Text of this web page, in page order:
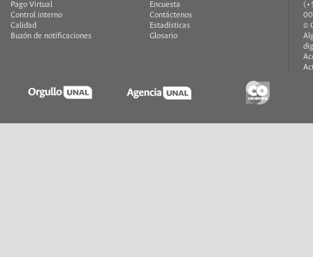
Pago Virtual
Control interno
Calidad
Buzón de notificaciones
Encuesta
Contáctenos
Estadísticas
Glosario
©